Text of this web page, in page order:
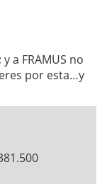
a FRAMUS no
por esta…y